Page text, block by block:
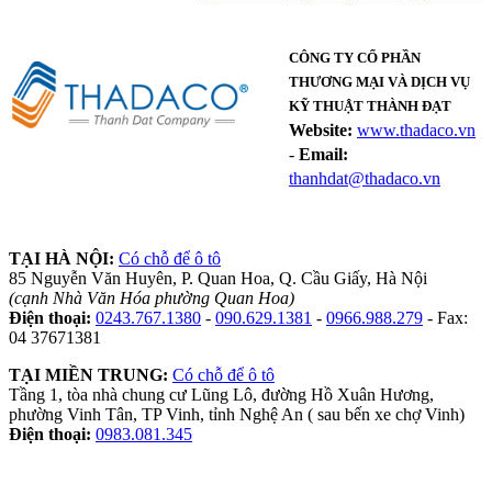
CÔNG TY CỔ PHẦN
THƯƠNG MẠI VÀ DỊCH VỤ
KỸ THUẬT THÀNH ĐẠT
Website: www.thadaco.vn
- Email:
thanhdat@thadaco.vn
TẠI HÀ NỘI: Có chỗ để ô tô
85 Nguyễn Văn Huyên, P. Quan Hoa, Q. Cầu Giấy, Hà Nội
(cạnh Nhà Văn Hóa phường Quan Hoa)
Điện thoại: 0243.767.1380 - 090.629.1381 - 0966.988.279 - Fax:
04 37671381
TẠI MIỀN TRUNG: Có chỗ để ô tô
Tầng 1, tòa nhà chung cư Lũng Lô, đường Hồ Xuân Hương,
phường Vinh Tân, TP Vinh, tỉnh Nghệ An ( sau bến xe chợ Vinh)
Điện thoại: 0983.081.345